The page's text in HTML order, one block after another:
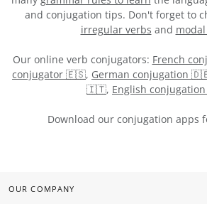
and conjugation tips. Don't forget to
irregular verbs and
Our online verb conjugators: French
conjugator 🇪🇸, German conjugation
🇮🇹, English
Download our conjugation apps
OUR COMPANY